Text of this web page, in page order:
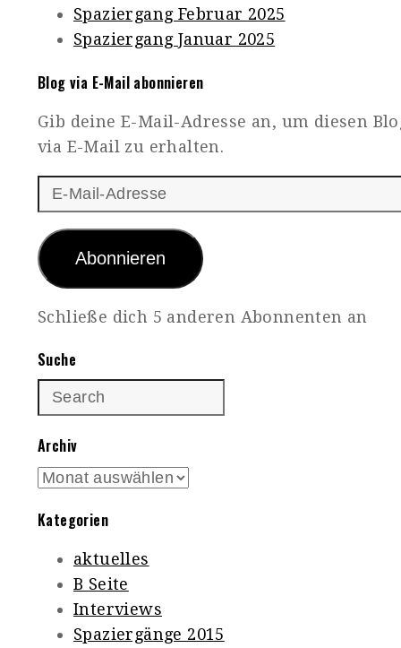
Spaziergang Februar 2025
Spaziergang Januar 2025
Blog via E-Mail abonnieren
Gib deine E-Mail-Adresse an, um diesen
via E-Mail zu erhalten.
E-
Mail-
Adresse
Abonnieren
Schließe dich 5 anderen Abonnenten an
Suche
Archiv
Archiv
Kategorien
aktuelles
B Seite
Interviews
Spaziergänge 2015